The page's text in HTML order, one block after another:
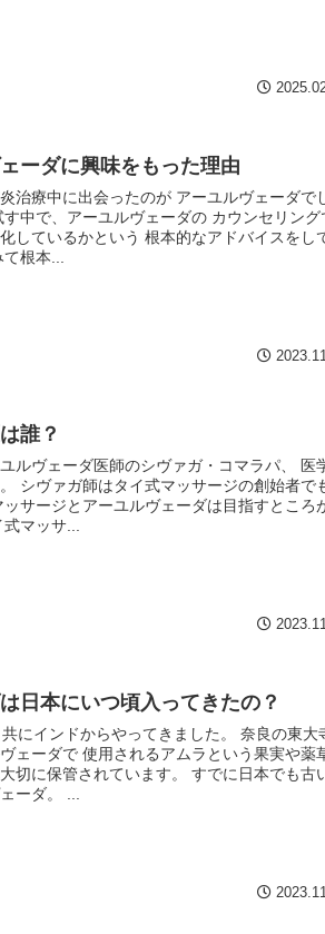
ーダに興味をもった理由
治療中に出会ったのが アーユルヴェーダで
中で、アーユルヴェーダの カウンセリング
しているかという 根本的なアドバイスをし
根本...
誰？
ルヴェーダ医師のシヴァガ・コマラパ、 医
シヴァガ師はタイ式マッサージの創始者で
サージとアーユルヴェーダは目指すところ
マッサ...
日本にいつ頃入ってきたの？
にインドからやってきました。 奈良の東大
ェーダで 使用されるアムラという果実や薬
切に保管されています。 すでに日本でも古
ーダ。 ...